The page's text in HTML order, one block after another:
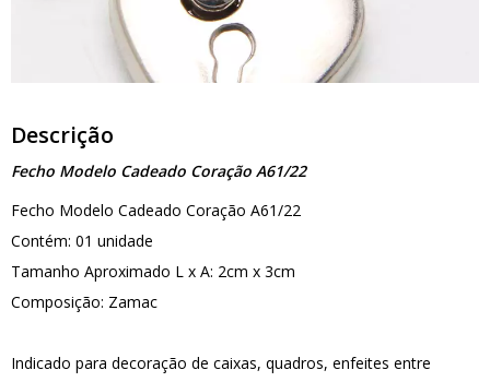
Descrição
Fecho Modelo Cadeado Coração A61/22
Fecho Modelo Cadeado Coração A61/22
Contém: 01 unidade
Tamanho Aproximado L x A: 2cm x 3cm
Composição: Zamac
Indicado para decoração de caixas, quadros, enfeites entre